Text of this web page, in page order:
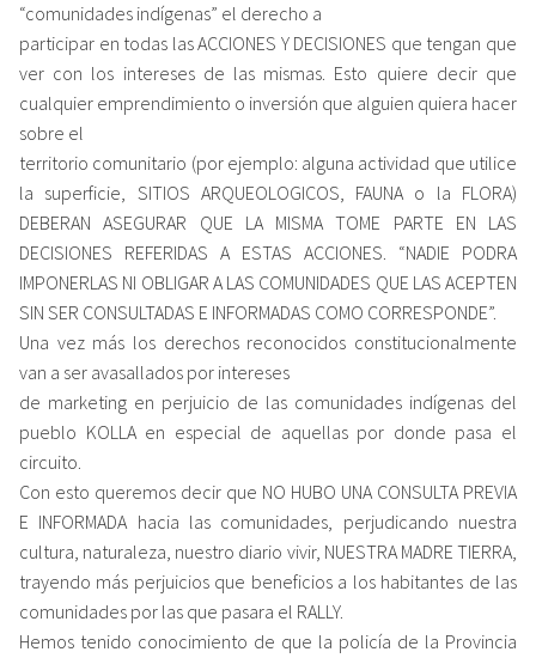
“comunidades indígenas” el derecho a
participar en todas las ACCIONES Y DECISIONES que tengan que
ver con los intereses de las mismas. Esto quiere decir que
cualquier emprendimiento o inversión que alguien quiera hacer
sobre el
territorio comunitario (por ejemplo: alguna actividad que utilice
la superficie, SITIOS ARQUEOLOGICOS, FAUNA o la FLORA)
DEBERAN ASEGURAR QUE LA MISMA TOME PARTE EN LAS
DECISIONES REFERIDAS A ESTAS ACCIONES. “NADIE PODRA
IMPONERLAS NI OBLIGAR A LAS COMUNIDADES QUE LAS ACEPTEN
SIN SER CONSULTADAS E INFORMADAS COMO CORRESPONDE”.
Una vez más los derechos reconocidos constitucionalmente
van a ser avasallados por intereses
de marketing en perjuicio de las comunidades indígenas del
pueblo KOLLA en especial de aquellas por donde pasa el
circuito.
Con esto queremos decir que NO HUBO UNA CONSULTA PREVIA
E INFORMADA hacia las comunidades, perjudicando nuestra
cultura, naturaleza, nuestro diario vivir, NUESTRA MADRE TIERRA,
trayendo más perjuicios que beneficios a los habitantes de las
comunidades por las que pasara el RALLY.
Hemos tenido conocimiento de que la policía de la Provincia